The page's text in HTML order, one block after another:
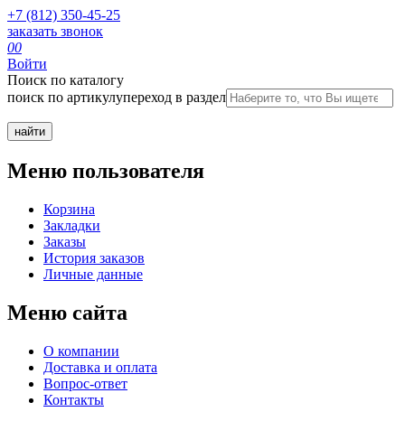
+7 (812) 350-45-25
заказать звонок
00
Войти
Поиск по каталогу
поиск по артикулупереход в раздел
Меню пользователя
Корзина
Закладки
Заказы
История заказов
Личные данные
Меню сайта
О компании
Доставка и оплата
Вопрос-ответ
Контакты